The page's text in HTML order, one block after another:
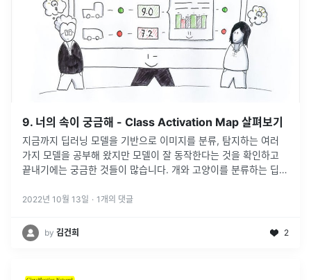
9. 너의 속이 궁금해 - Class Activation Map 살펴보기
지금까지 딥러닝 모델을 기반으로 이미지를 분류, 탐지하는 여러
가지 모델을 공부해 왔지만 모델이 잘 동작한다는 것을 확인하고
끝내기에는 궁금한 것들이 많습니다. 개와 고양이를 분류하는 딥러
고 개라는 결론을 ...
2022년 10월 13일 · 1 개의 댓글
by 김건희 2